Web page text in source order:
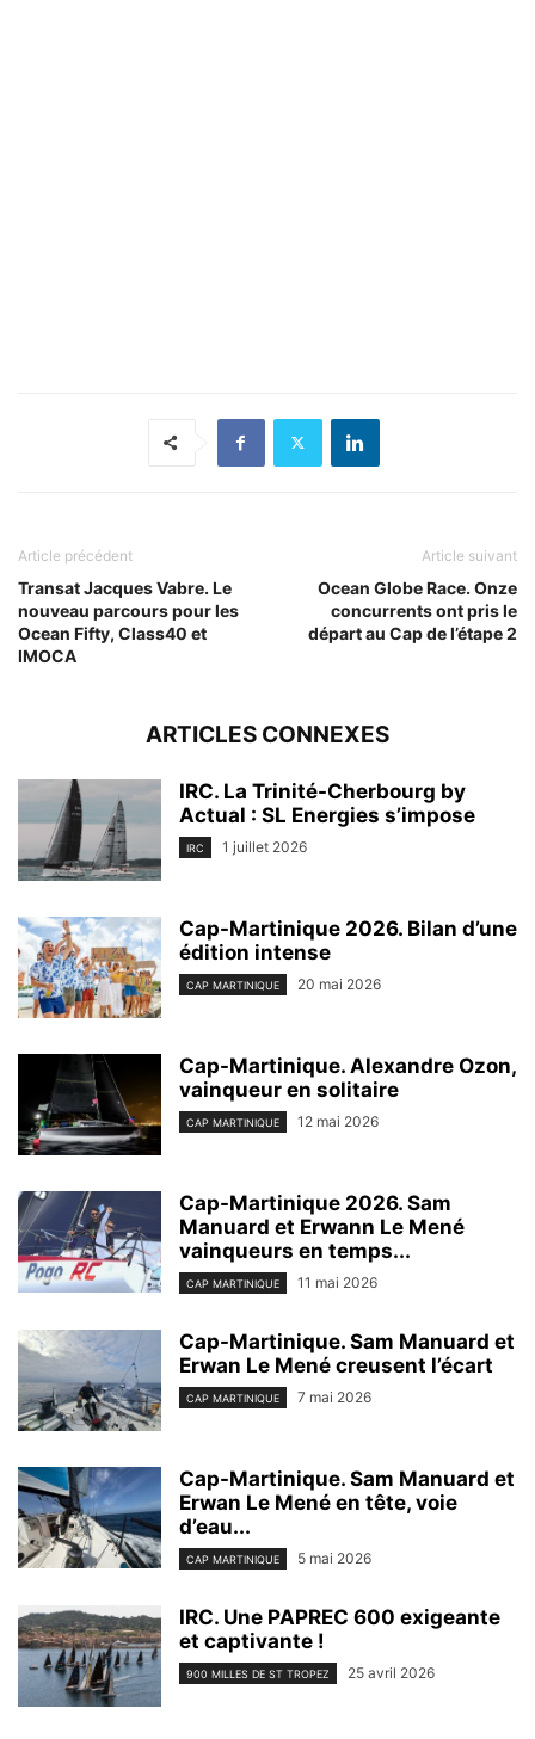
Article précédent
Transat Jacques Vabre. Le
nouveau parcours pour les
Ocean Fifty, Class40 et
IMOCA
Article suivant
Ocean Globe Race. Onze
concurrents ont pris le
départ au Cap de l’étape 2
ARTICLES CONNEXES
IRC. La Trinité-Cherbourg by
Actual : SL Energies s’impose
IRC 1 juillet 2026
Cap-Martinique 2026. Bilan d’une
édition intense
CAP MARTINIQUE 20 mai 2026
Cap-Martinique. Alexandre Ozon,
vainqueur en solitaire
CAP MARTINIQUE 12 mai 2026
Cap-Martinique 2026. Sam
Manuard et Erwann Le Mené
vainqueurs en temps...
CAP MARTINIQUE 11 mai 2026
Cap-Martinique. Sam Manuard et
Erwan Le Mené creusent l’écart
CAP MARTINIQUE 7 mai 2026
Cap-Martinique. Sam Manuard et
Erwan Le Mené en tête, voie
d’eau...
CAP MARTINIQUE 5 mai 2026
IRC. Une PAPREC 600 exigeante
et captivante !
900 MILLES DE ST TROPEZ 25 avril 2026